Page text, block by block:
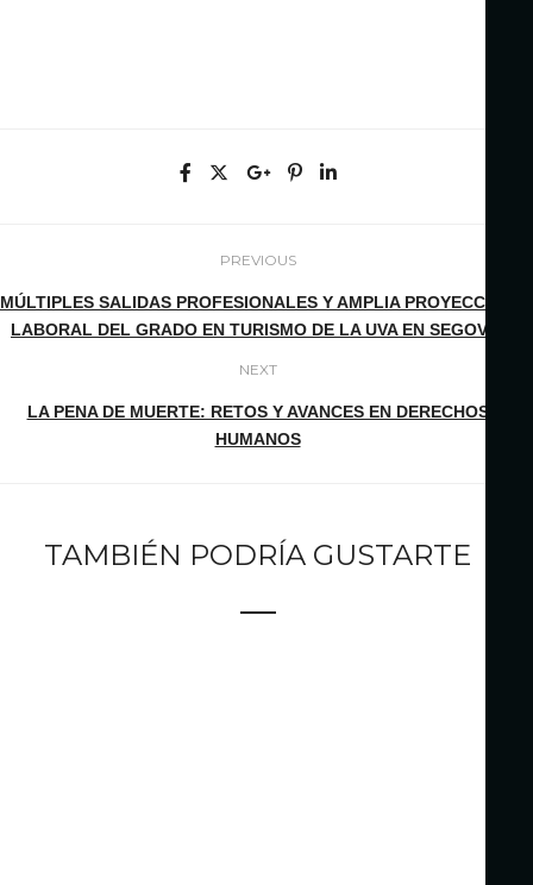
PREVIOUS
MÚLTIPLES SALIDAS PROFESIONALES Y AMPLIA PROYECCIÓN
LABORAL DEL GRADO EN TURISMO DE LA UVA EN SEGOVIA
NEXT
LA PENA DE MUERTE: RETOS Y AVANCES EN DERECHOS
HUMANOS
TAMBIÉN PODRÍA GUSTARTE